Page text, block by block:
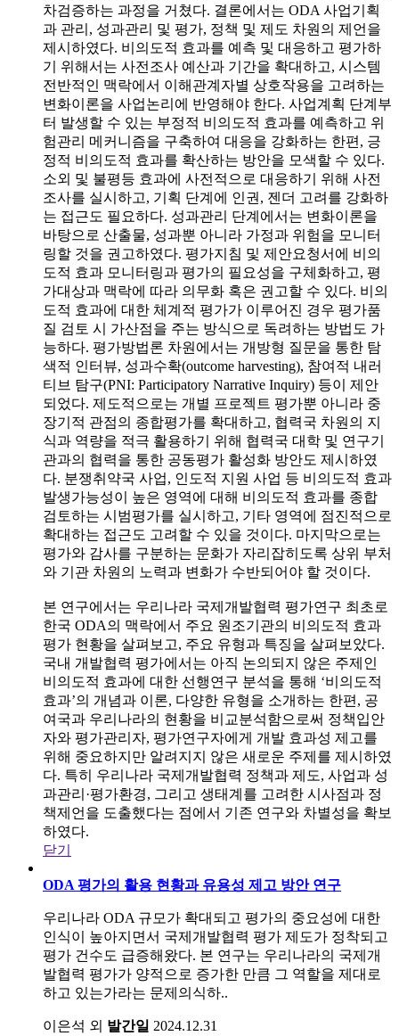
차검증하는 과정을 거쳤다. 결론에서는 ODA 사업기획
과 관리, 성과관리 및 평가, 정책 및 제도 차원의 제언을
제시하였다. 비의도적 효과를 예측 및 대응하고 평가하
기 위해서는 사전조사 예산과 기간을 확대하고, 시스템
전반적인 맥락에서 이해관계자별 상호작용을 고려하는
변화이론을 사업논리에 반영해야 한다. 사업계획 단계부
터 발생할 수 있는 부정적 비의도적 효과를 예측하고 위
험관리 메커니즘을 구축하여 대응을 강화하는 한편, 긍
정적 비의도적 효과를 확산하는 방안을 모색할 수 있다.
소외 및 불평등 효과에 사전적으로 대응하기 위해 사전
조사를 실시하고, 기획 단계에 인권, 젠더 고려를 강화하
는 접근도 필요하다. 성과관리 단계에서는 변화이론을
바탕으로 산출물, 성과뿐 아니라 가정과 위험을 모니터
링할 것을 권고하였다. 평가지침 및 제안요청서에 비의
도적 효과 모니터링과 평가의 필요성을 구체화하고, 평
가대상과 맥락에 따라 의무화 혹은 권고할 수 있다. 비의
도적 효과에 대한 체계적 평가가 이루어진 경우 평가품
질 검토 시 가산점을 주는 방식으로 독려하는 방법도 가
능하다. 평가방법론 차원에서는 개방형 질문을 통한 탐
색적 인터뷰, 성과수확(outcome harvesting), 참여적 내러
티브 탐구(PNI: Participatory Narrative Inquiry) 등이 제안
되었다. 제도적으로는 개별 프로젝트 평가뿐 아니라 중
장기적 관점의 종합평가를 확대하고, 협력국 차원의 지
식과 역량을 적극 활용하기 위해 협력국 대학 및 연구기
관과의 협력을 통한 공동평가 활성화 방안도 제시하였
다. 분쟁취약국 사업, 인도적 지원 사업 등 비의도적 효과
발생가능성이 높은 영역에 대해 비의도적 효과를 종합
검토하는 시범평가를 실시하고, 기타 영역에 점진적으로
확대하는 접근도 고려할 수 있을 것이다. 마지막으로는
평가와 감사를 구분하는 문화가 자리잡히도록 상위 부처
와 기관 차원의 노력과 변화가 수반되어야 할 것이다.
본 연구에서는 우리나라 국제개발협력 평가연구 최초로
한국 ODA의 맥락에서 주요 원조기관의 비의도적 효과
평가 현황을 살펴보고, 주요 유형과 특징을 살펴보았다.
국내 개발협력 평가에서는 아직 논의되지 않은 주제인
비의도적 효과에 대한 선행연구 분석을 통해 ‘비의도적
효과’의 개념과 이론, 다양한 유형을 소개하는 한편, 공
여국과 우리나라의 현황을 비교분석함으로써 정책입안
자와 평가관리자, 평가연구자에게 개발 효과성 제고를
위해 중요하지만 알려지지 않은 새로운 주제를 제시하였
다. 특히 우리나라 국제개발협력 정책과 제도, 사업과 성
과관리·평가환경, 그리고 생태계를 고려한 시사점과 정
책제언을 도출했다는 점에서 기존 연구와 차별성을 확보
하였다.
닫기
ODA 평가의 활용 현황과 유용성 제고 방안 연구
우리나라 ODA 규모가 확대되고 평가의 중요성에 대한
인식이 높아지면서 국제개발협력 평가 제도가 정착되고
평가 건수도 급증해왔다. 본 연구는 우리나라의 국제개
발협력 평가가 양적으로 증가한 만큼 그 역할을 제대로
하고 있는가라는 문제의식하..
이은석 외 발간일 2024.12.31